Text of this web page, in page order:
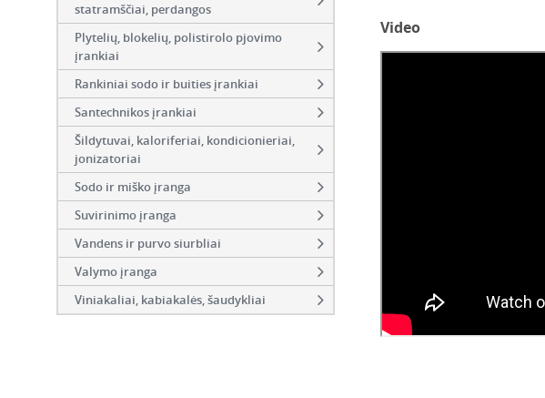
statramščiai, perdangos
Plytelių, blokelių, polistirolo pjovimo
įrankiai
Rankiniai sodo ir buities įrankiai
Santechnikos įrankiai
Šildytuvai, kaloriferiai, kondicionieriai,
jonizatoriai
Sodo ir miško įranga
Suvirinimo įranga
Vandens ir purvo siurbliai
Valymo įranga
Viniakaliai, kabiakalės, šaudykliai
Video